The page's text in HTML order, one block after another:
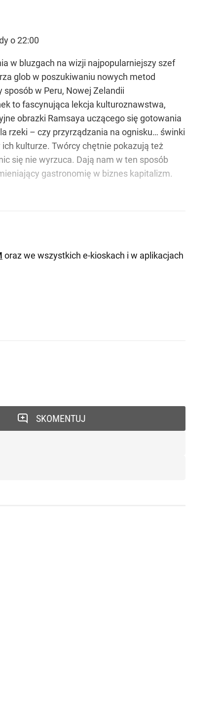
o 22:00
w bluzgach na wizji najpopularniejszy szef
glob w poszukiwaniu nowych metod
sposób w Peru, Nowej Zelandii
to fascynująca lekcja kulturoznawstwa,
obrazki Ramsaya uczącego się gotowania
rzeki – czy przyrządzania na ognisku… świnki
kulturze. Twórcy chętnie pokazują też
się nie wyrzuca. Dają nam w ten sposób
gastronomię w biznes kapitalizm.
oraz we wszystkich e-kioskach i w aplikacjach
SKOMENTUJ